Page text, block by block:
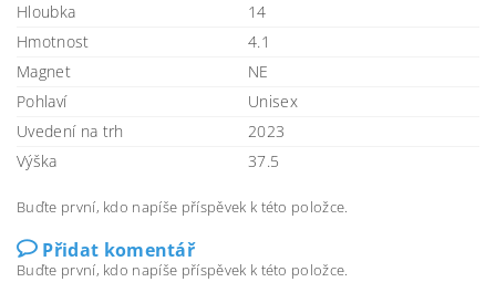
Hloubka
14
Hmotnost
4.1
Magnet
NE
Pohlaví
Unisex
Uvedení na trh
2023
Výška
37.5
Buďte první, kdo napíše příspěvek k této položce.
Přidat komentář
Buďte první, kdo napíše příspěvek k této položce.